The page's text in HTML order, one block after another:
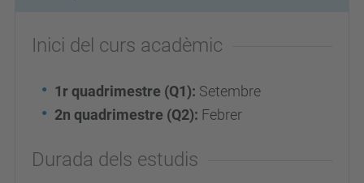
Inici del curs acadèmic
1r quadrimestre (Q1): Setembre
2n quadrimestre (Q2): Febrer
Durada dels estudis